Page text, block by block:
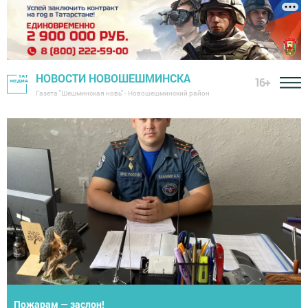
НОВОСТИ НОВОШЕШМИНСКА
Газета "Шешминская новь" - Новошешминский район
16+
Петропавловское поселение развивается стабильно